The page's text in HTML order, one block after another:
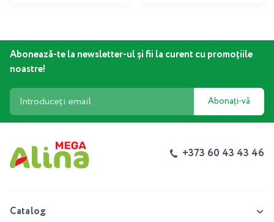
Abonează-te la newsletter-ul și fii la curent cu promoțiile
noastre!
Abonați-vă
+373 60 43 43 46
Catalog